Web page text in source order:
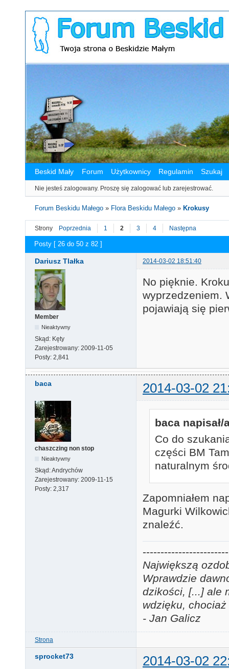
Beskid Mały Forum Użytkownicy Regulamin Szukaj
Nie jesteś zalogowany. Proszę się zalogować lub zarejestrować.
Forum Beskidu Małego » Flora Beskidu Małego » Krokusy
Strony Poprzednia 1 2 3 4 Następna
Posty [ 26 do 50 z 82 ]
Dariusz Tlałka 2014-03-02 18:51:40
Member
Nieaktywny
Skąd: Kęty
Zarejestrowany: 2009-11-05
Posty: 2,841
No pięknie.
wyprzedzeniem.
pojawiają się
baca 2014-03-02
chaszczing non stop
Nieaktywny
Skąd:Andrychów
Zarejestrowany: 2009-11-15
Posty: 2,317
baca napisał/
Co do
części BM
naturalnym
Zapomniałem
Magurki
znaleźć.
Największą
Wprawdzie
dzikości, [...] ale
wdzięku,
- Jan Galicz
Strona
sprocket73 2014-03-02